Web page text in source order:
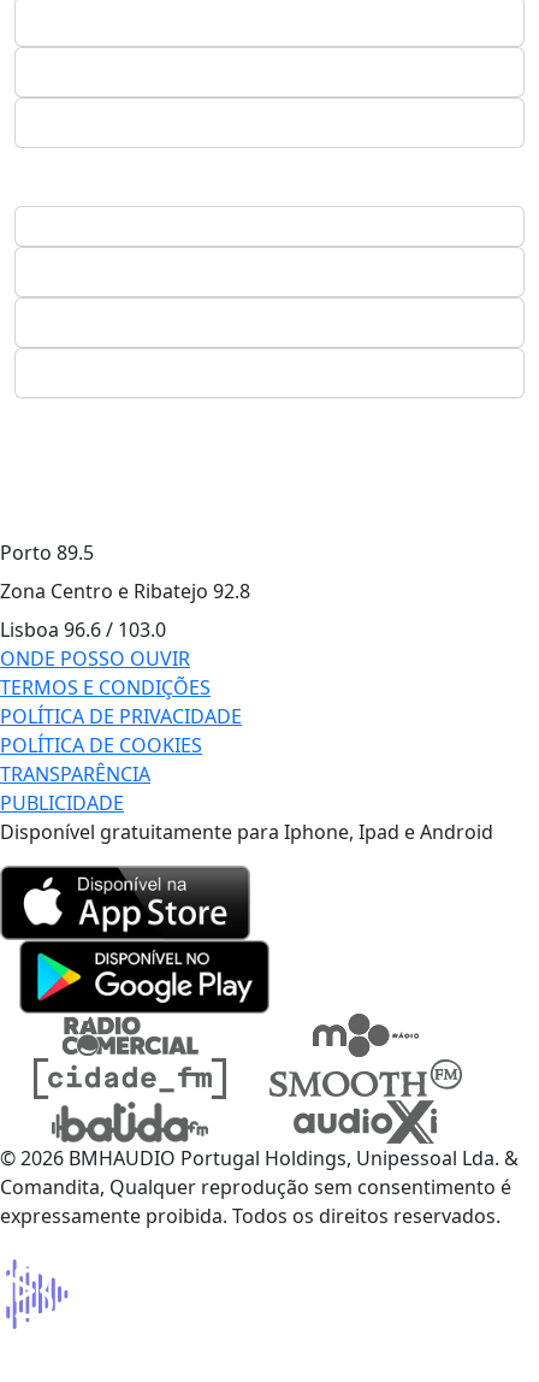
Porto 89.5
Zona Centro e Ribatejo 92.8
Lisboa 96.6 / 103.0
ONDE POSSO OUVIR
TERMOS E CONDIÇÕES
POLÍTICA DE PRIVACIDADE
POLÍTICA DE COOKIES
TRANSPARÊNCIA
PUBLICIDADE
Disponível gratuitamente para Iphone, Ipad e Android
© 2026 BMHAUDIO Portugal Holdings, Unipessoal Lda. &
Comandita, Qualquer reprodução sem consentimento é
expressamente proibida. Todos os direitos reservados.